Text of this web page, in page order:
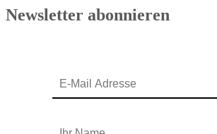
Newsletter abonnieren